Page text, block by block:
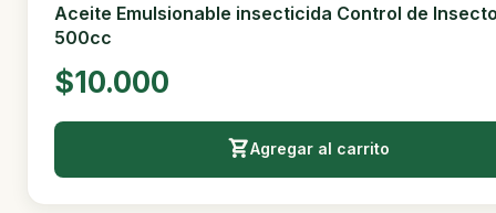
Aceite Emulsionable insecticida Control de
500cc
$10.000
Agregar al carrito